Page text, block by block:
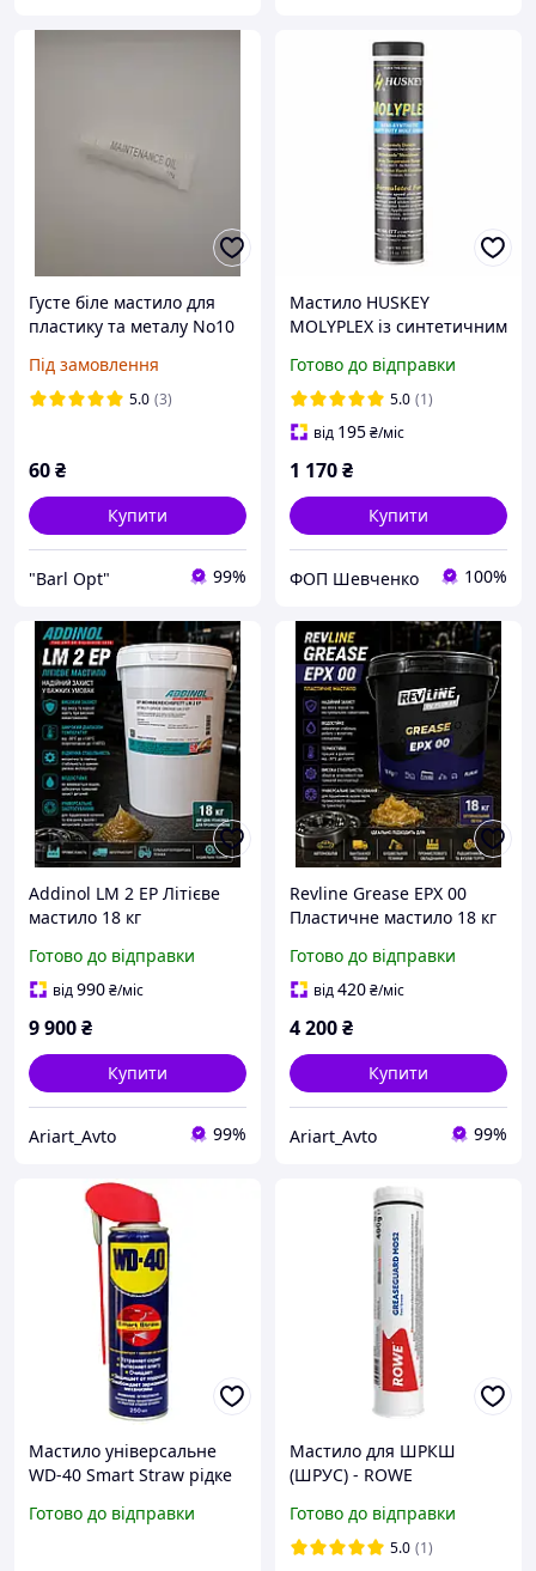
Густе біле мастило для
пластику та металу No10
Під замовлення
5.0 (3)
60₴
Купити
"Barl Opt" 99%
Мастило HUSKEY
MOLYPLEX із синтетичним
Готово до відправки
5.0 (1)
від 195₴/міс
1 170₴
Купити
ФОП Шевченко 100%
Addinol LM 2 EP Літієве
мастило 18 кг
NLGI 2 для підшипників і
важконавантажених
Готово до відправки
від990₴/міс
9 900₴
Купити
Ariart_Avto 99%
Revline Grease EPX 00
Пластичне мастило 18 кг
мастило NLGI 00 для
закритих редукторів і
Готово до відправки
від420₴/міс
4 200₴
Купити
Ariart_Avto 99%
Мастило універсальне
WD-40 Smart Straw рідке
аерозоль 250 мл.
Готово до відправки
Мастило для ШРКШ
(ШРУС) - ROWE
гр. (Німеччина)
Готово до відправки
5.0 (1)